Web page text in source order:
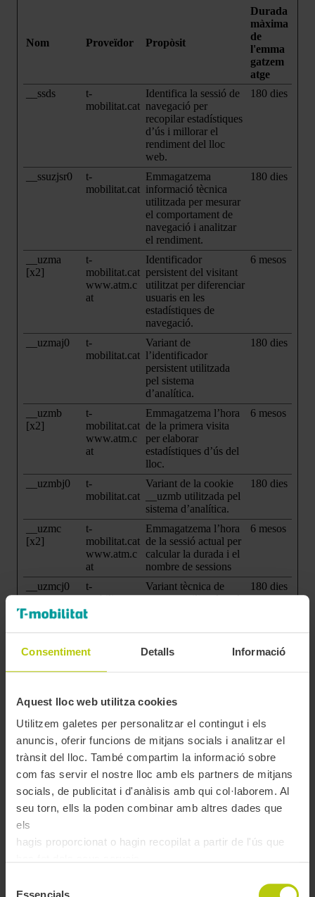
Consentiment Detalls Informació
Aquest lloc web utilitza cookies
Utilitzem galetes per personalitzar el contingut i els
anuncis, oferir funcions de mitjans socials i analitzar el
trànsit del lloc. També compartim la informació sobre
com fas servir el nostre lloc amb els partners de mitjans
socials, de publicitat i d'anàlisis amb qui col·laborem. Al
seu torn, ells la poden combinar amb altres dades que
els
hagis proporcionat o hagin recopilat a partir de l'ús que
Essencials
Nom Proveïdor Propòsit
Durada
màxima
de
l'emma
gatzem
atge
__ssds
t-
mobilitat.cat
Identifica la sessió de
navegació per
recopilar estadístiques
d’ús i millorar el
rendiment del lloc
web.
180 dies
__ssuzjsr0
t-
mobilitat.cat
Emmagatzema
informació tècnica
utilitzada per mesurar
el comportament de
navegació i analitzar
el rendiment.
180 dies
__uzma
[x2]
t-
mobilitat.cat
www.atm.c
at
Identificador
persistent del visitant
utilitzat per diferenciar
usuaris en les
estadístiques de
navegació.
6 mesos
__uzmaj0
t-
mobilitat.cat
Variant de
l’identificador
persistent utilitzada
pel sistema
d’analítica.
180 dies
__uzmb
[x2]
t-
mobilitat.cat
www.atm.c
at
Emmagatzema l’hora
de la primera visita
per elaborar
estadístiques d’ús del
lloc.
6 mesos
__uzmbj0
t-
mobilitat.cat
Variant de la cookie
__uzmb utilitzada pel
sistema d’analítica.
180 dies
__uzmc
[x2]
t-
mobilitat.cat
www.atm.c
at
Emmagatzema l’hora
de la sessió actual per
calcular la durada i el
nombre de sessions
6 mesos
__uzmcj0
t-
mobilitat.cat
Variant tècnica de
__uzmc utilitzada pel
180 dies
__uzmd
t-
www.atm.c
at
Registra l’hora de
l’usuari per elaborar
6 mesos
__uzmdj0
t-
Variant tècnica de
sistema d’analítica.
__uzme
[x2]
t-
mobilitat.cat
www.atm.c
at
Emmagatzema
informació agregada
de l’historial de
navegació amb
finalitats estadístiques.
6 mesos
__uzmf
[x2]
www.atm.c
al càlcul de mètriques
6 mesos